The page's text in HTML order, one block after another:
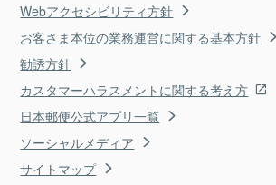
Webアクセシビリティ方針
お客さま本位の業務運営に関する基本方針
勧誘方針
カスタマーハラスメントに関する考え方
日本郵便公式アプリ一覧
ソーシャルメディア
サイトマップ